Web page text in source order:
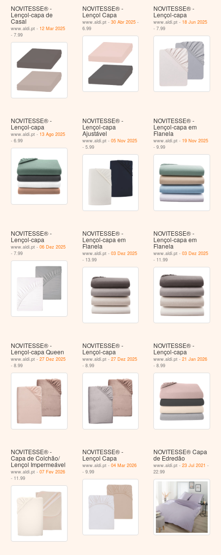
NOVITESSE® -
Lençol-capa de
Casal
www.aldi.pt - 12 Mar 2025
- 7.99
NOVITESSE® -
Lençol Capa
www.aldi.pt - 30 Abr 2025-
6.99
NOVITESSE® -
Lençol-capa
www.aldi.pt - 18 Jun 2025
- 7.99
NOVITESSE® -
Lençol-capa
www.aldi.pt - 13 Ago 2025
- 6.99
NOVITESSE® -
Lençol-capa
Ajustável
www.aldi.pt - 05 Nov 2025
- 5.99
NOVITESSE® -
Lençol-capa em
Flanela
www.aldi.pt - 19 Nov 2025
- 9.99
NOVITESSE® -
Lençol-capa
www.aldi.pt -06 Dez 2025
- 7.99
NOVITESSE® -
Lençol-capa em
Flanela
www.aldi.pt - 03 Dez 2025
- 13.99
NOVITESSE® -
Lençol-capa em
Flanela
www.aldi.pt -03 Dez 2025
- 11.99
NOVITESSE® -
Lençol-capa Queen
www.aldi.pt -27 Dez 2025
- 8.99
NOVITESSE® -
Lençol-capa
www.aldi.pt - 27 Dez 2025
- 8.99
NOVITESSE® -
Lençol-capa
www.aldi.pt -21 Jan 2026
- 8.99
NOVITESSE® -
Capa de Colchão/
Lençol Impermeável
www.aldi.pt -07 Fev 2026
- 11.99
NOVITESSE® -
Lençol Capa
www.aldi.pt - 04 Mar 2026
- 9.99
NOVITESSE® Capa
de Edredão
www.aldi.pt -23 Jul 2021 -
22.99